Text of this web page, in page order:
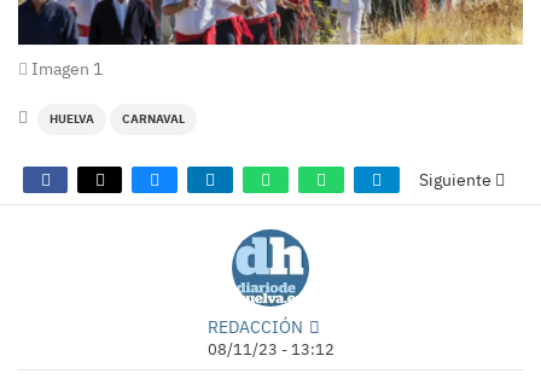
Imagen 1
HUELVA CARNAVAL
Siguiente
REDACCIÓN
08/11/23 - 13:12